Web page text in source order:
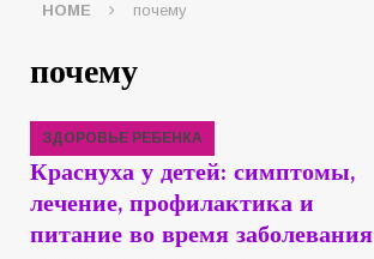
HOME почему
почему
ЗДОРОВЬЕ РЕБЕНКА
Краснуха у детей: симптомы,
лечение, профилактика и
питание во время заболевания